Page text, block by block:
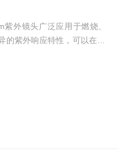
外镜头广泛应用于燃烧、
。